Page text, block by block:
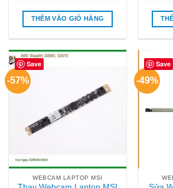
là:
₫750,000.
tại
₫350,000.
THÊM VÀO GIỎ HÀNG
Save
-57%
WEBCAM LAPTOP MSI
Save
-49%